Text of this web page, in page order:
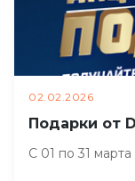
02.02.2026
Подарки от
С 01 по 31